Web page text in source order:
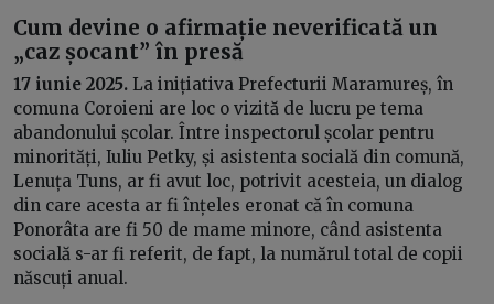
Cum devine o afirmație neverificată un
„caz șocant” în presă
17 iunie 2025. La inițiativa Prefecturii Maramureș, în
comuna Coroieni are loc o vizită de lucru pe tema
abandonului școlar. Între inspectorul școlar pentru
minorități, Iuliu Petky, și asistenta socială din comună,
Lenuța Tuns, ar fi avut loc, potrivit acesteia, un dialog
din care acesta ar fi înțeles eronat că în comuna
Ponorâta are fi 50 de mame minore, când asistenta
socială s-ar fi referit, de fapt, la numărul total de copii
născuți anual.